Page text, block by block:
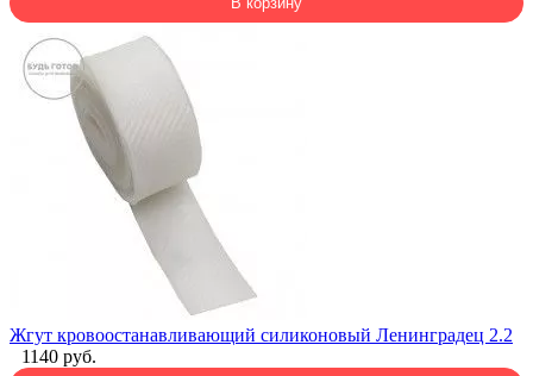
Жгут кровоостанавливающий силиконовый Ленинградец 2.2
1140 руб.